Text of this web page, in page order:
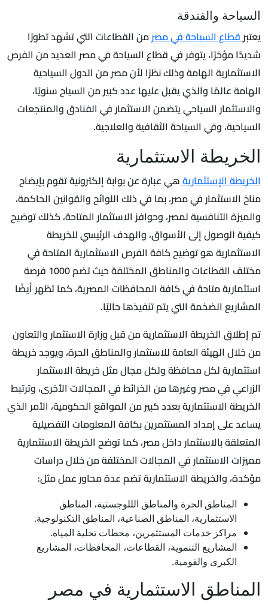
السياحة والفندقة
يعتبرقطاع السياحة في مصرمن القطاعات التي تشهد تطورًا
شديدًا مؤخرًا، يتوفر في قطاع السياحة في مصر العديد من الفرص
الاستثمارية الهامة وذلك نظرًا لأن مصر من الدول السياحية
الهامة عالمًا والذي يقبل عليها عدد كبير من السياح سنويًا،
والاستثمار السياحي يتضمن الاستثمار في الفنادق والمنتجعات
السياحية، وفي السياحة الثقافية والعلاجية.
الخريطة الاستثمارية
الخريطة الإستثماريةهي عبارة عن بوابة إلكترونية تقوم بإيضاح
مناخ الاستثمار في مصر، بما في ذلك اللوائح والقوانين الحاكمة،
والميزة التنافسية لمصر، وحوافز الاستثمار المتاحة، كذلك توضيح
كيفية الوصول إلى الأسواق، والهدف الرئيسي للخريطة
الاستثمارية هو توضيح كافة الفرص الاستثمارية المتاحة في
مختلف القطاعات والمناطق المختلفة حيث تضم 1000 فرصة
استثمارية متاحة في كافة المحافظات المصرية، كما تظهر أيضًا
المشاريع الضخمة التي يتم تنفيذها حاليًا.
تم إطلاق الخريطة الاستثمارية من قبل وزارة الاستثمار والتعاون
من خلال الهيئة العامة للاستثمار والمناطق الحرة، ويوجد خريطة
استثمارية لكل محافظة ولكل مجال مثل خريطة الاستثمار
الزراعي في مصر وغيرها من الخرائط في المجالات الأخرى، وترتبط
الخريطة الاستثمارية بعدد كبير من المواقع الحكومية، الأمر الذي
يساعد على إمداد المستثمرين بكافة المعلومات التفصيلية
المتعلقة بالاستثمار داخل مصر، كما توضح الخريطة الاستثمارية
مميزات الاستثمار في المجالات المختلفة من خلال دراسات
مؤكدة، والخريطة الاستثمارية تضم عدة محاور عمل مثل:
المناطق الحرة والمناطق الللوجستية، المناطق
الاستثمارية، المناطق الصناعية، المناطق التكنولوجية.
مراكز خدمات المستثمرين، محطات تحلية المياه.
المشاريع التنموية، القطاعات، المحافظات، المشاريع
الكبرى والقومية.
المناطق الاستثمارية في مصر